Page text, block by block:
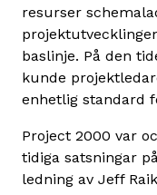
resurser
baslinje. På den
kunde
enhetlig standard
Project 2000 var
tidiga satsningar
ledning av Jeff